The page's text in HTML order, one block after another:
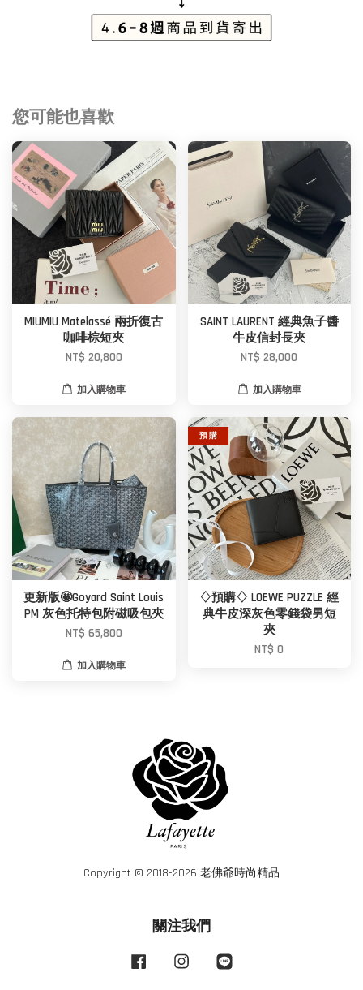
您可能也喜歡
MIUMIU Matelassé 兩折復古
咖啡棕短夾
NT$ 20,800
加入購物車
SAINT LAURENT 經典魚子醬
牛皮信封長夾
NT$ 28,000
加入購物車
更新版🤩Goyard Saint Louis
PM 灰色托特包附磁吸包夾
NT$ 65,800
加入購物車
預 購
♢預購♢ LOEWE PUZZLE 經
典牛皮深灰色零錢袋男短
夾
NT$ 0
Copyright © 2018-2026 老佛爺時尚精品
關注我們
Facebook Instagram